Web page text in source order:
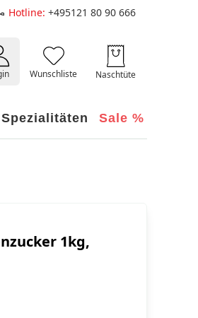
Hotline: +495121 80 90 666
Wunschliste Naschtüte
Spezialitäten Sale %
1kg,